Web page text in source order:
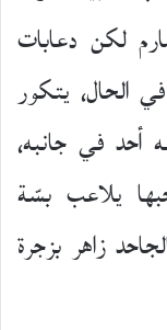
لكن دعابات
الحال، يتكور
أحد في جانبه،
يلاعب بسّة
زاهر بزجرة